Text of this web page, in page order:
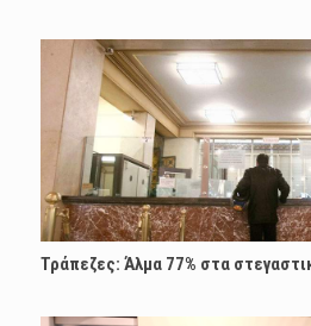
Τράπεζες: Άλμα 77% στα